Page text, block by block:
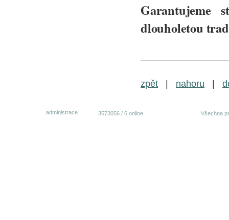
Garantujeme
dlouholetou
zpět | nahoru |
administrace 3573056 / 6 online Všechna